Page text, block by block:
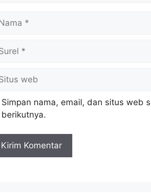
Simpan nama, email, dan situs web
berikutnya.